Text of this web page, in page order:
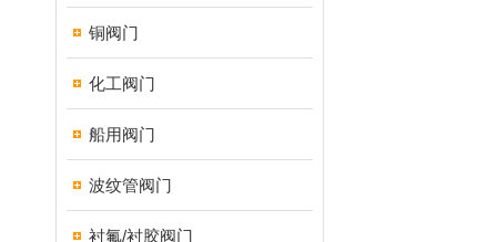
铜阀门
化工阀门
船用阀门
波纹管阀门
衬氟/衬胶阀门